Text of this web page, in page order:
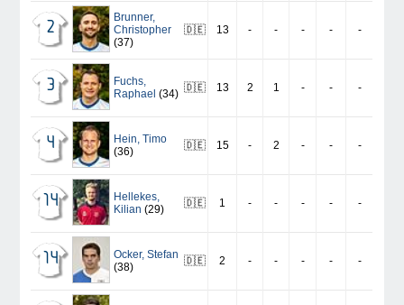
2
Brunner,
Christopher
(37)
🇩🇪 13 - - - - -
3 Fuchs,
Raphael (34) 🇩🇪 13 2 1 - - -
4 Hein,Timo
(36)
🇩🇪 15 - 2 - - -
14 Hellekes,
Kilian (29) 🇩🇪 1 - - - - -
14 Ocker,Stefan
(38)
🇩🇪 2 - - - - -